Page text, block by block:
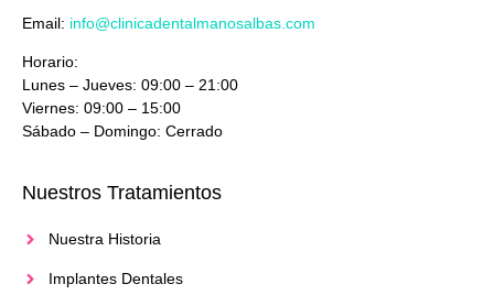
Email: info@clinicadentalmanosalbas.com
Horario:
Lunes – Jueves: 09:00 – 21:00
Viernes: 09:00 – 15:00
Sábado – Domingo: Cerrado
Nuestros Tratamientos
Nuestra Historia
Implantes Dentales